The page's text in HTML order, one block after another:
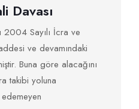
Davası
2004 Sayılı İcra ve
ve devamındaki
Buna göre alacağını
takibi yoluna